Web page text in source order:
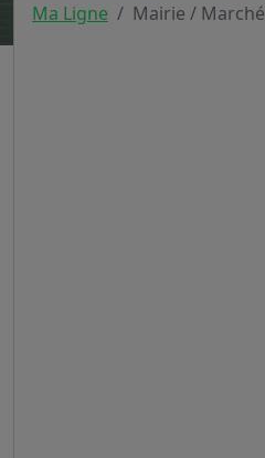
Ma Ligne Mairie / Marché